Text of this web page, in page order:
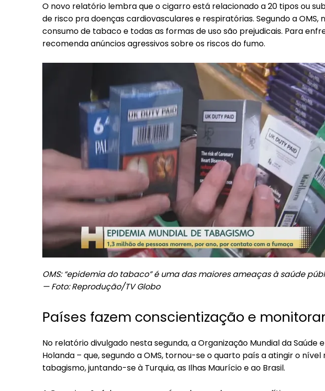
O novo relatório lembra que o cigarro está relacionado a 20 tipos ou
de risco pra doenças cardiovasculares e respiratórias. Segundo a OMS,
consumo de tabaco e todas as formas de uso são prejudicais. Para
recomenda anúncios agressivos sobre os riscos do fumo.
OMS: “epidemia do tabaco” é uma das maiores ameaças à saúde
— Foto: Reprodução/TV Globo
Países fazem conscientização e
No relatório divulgado nesta segunda, a Organização Mundial da
Holanda – que, segundo a OMS, tornou-se o quarto país a atingir o
tabagismo, juntando-se à Turquia, as Ilhas Maurício e ao Brasil.